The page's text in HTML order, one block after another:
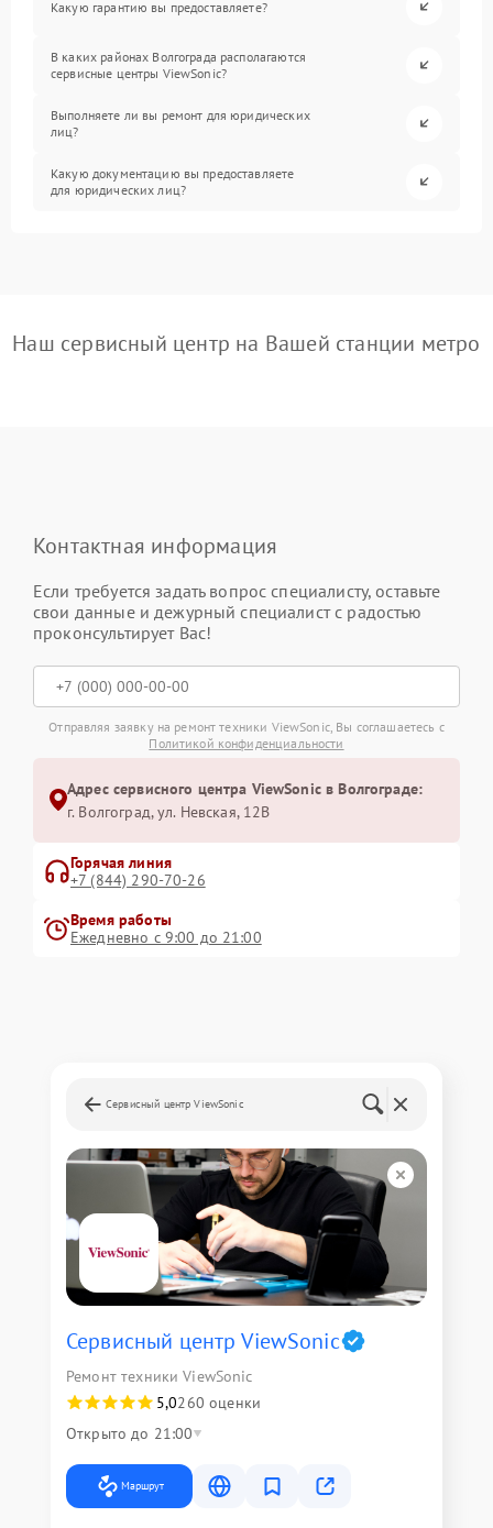
Какую гарантию вы предоставляете?
В каких районах Волгограда располагаются
сервисные центры ViewSonic?
Выполняете ли вы ремонт для юридических
лиц?
Какую документацию вы предоставляете
для юридических лиц?
Наш сервисный центр на Вашей станции метро
Контактная информация
Если требуется задать вопрос специалисту, оставьте
свои данные и дежурный специалист с радостью
проконсультирует Вас!
Отправляя заявку на ремонт техники ViewSonic, Вы соглашаетесь с
Политикой конфиденциальности
Адрес сервисного центра ViewSonic в Волгограде:
г. Волгоград, ул. Невская, 12В
Горячая линия
+7 (844) 290-70-26
Время работы
Ежедневно с 9:00 до 21:00
Сервисный центр ViewSonic
Сервисный центр ViewSonic
Ремонт техники ViewSonic
5,0260 оценки
Открыто до 21:00
Маршрут